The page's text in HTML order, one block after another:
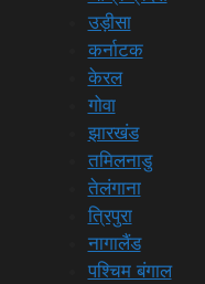
उड़ीसा
कर्नाटक
केरल
गोवा
झारखंड
तमिलनाडु
तेलंगाना
त्रिपुरा
नागालैंड
पश्चिम बंगाल